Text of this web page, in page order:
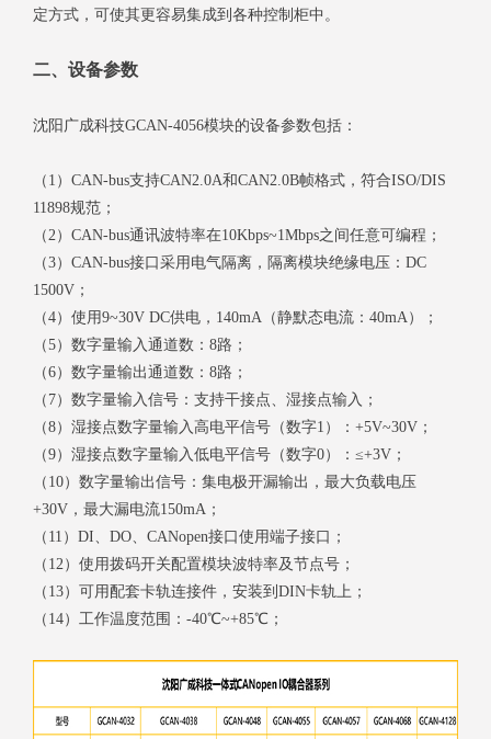
定方式，可使其更容易集成到各种控制柜中。
二、设备参数
沈阳广成科技GCAN-4056模块的设备参数包括：
（1）CAN-bus支持CAN2.0A和CAN2.0B帧格式，符合ISO/DIS
11898规范；
（2）CAN-bus通讯波特率在10Kbps~1Mbps之间任意可编程；
（3）CAN-bus接口采用电气隔离，隔离模块绝缘电压：DC
1500V；
（4）使用9~30V DC供电，140mA（静默态电流：40mA）；
（5）数字量输入通道数：8路；
（6）数字量输出通道数：8路；
（7）数字量输入信号：支持干接点、湿接点输入；
（8）湿接点数字量输入高电平信号（数字1）：+5V~30V；
（9）湿接点数字量输入低电平信号（数字0）：≤+3V；
（10）数字量输出信号：集电极开漏输出，最大负载电压
+30V，最大漏电流150mA；
（11）DI、DO、CANopen接口使用端子接口；
（12）使用拨码开关配置模块波特率及节点号；
（13）可用配套卡轨连接件，安装到DIN卡轨上；
（14）工作温度范围：-40℃~+85℃；